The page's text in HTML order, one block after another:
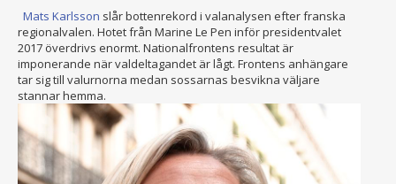
Mats Karlsson slår bottenrekord i valanalysen efter franska
regionalvalen. Hotet från Marine Le Pen inför presidentvalet
2017 överdrivs enormt. Nationalfrontens resultat är
imponerande när valdeltagandet är lågt. Frontens anhängare
tar sig till valurnorna medan sossarnas besvikna väljare
stannar hemma.